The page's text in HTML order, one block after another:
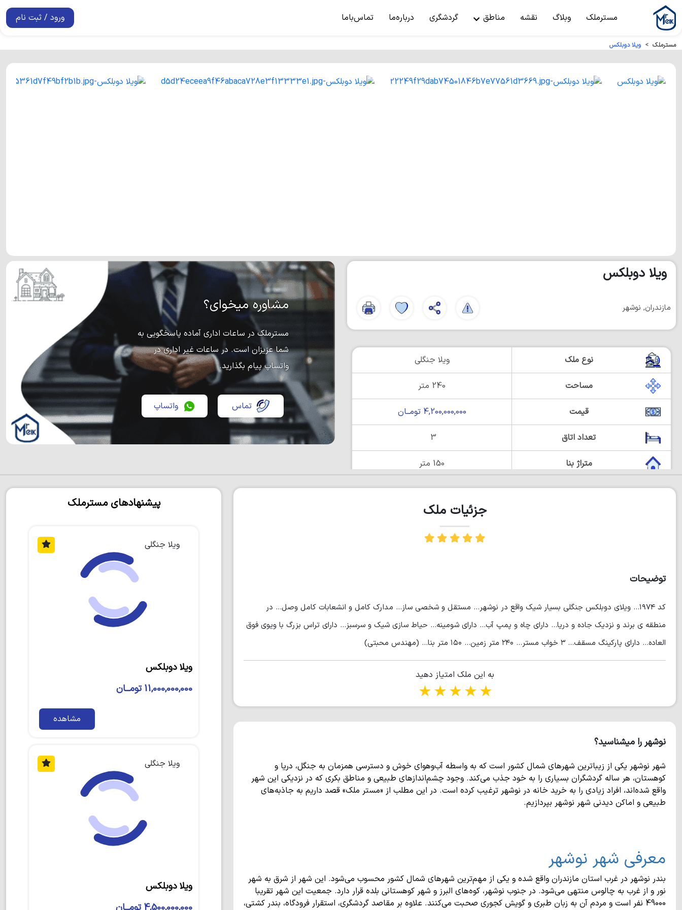
مسترملک وبلاگ نقشه مناطق گردشگری درباره‌ما تماس‌باما ورود / ثبت نام
مسترملک ویلا دوبلکس
ویلا دوبلکس
مازندران, نوشهر
نوع ملک ویلا جنگلی
مساحت 240 متر
قیمت 4,200,000,000 تومــان
تعداد اتاق 3
متراژ بنا 150 متر
دوبلکس
مشاوره میخوای؟
مسترملک در ساعات اداری آماده پاسخگویی به
شما عزیزان است. در ساعات غیر اداری در
واتساپ پیام بگذارید.
تماس واتساپ
جزئیات ملک
توضیحات
کد ۱۹۷۴... ویلای دوبلکس جنگلی بسیار شیک واقع در نوشهر... مستقل و شخصی ساز... مدارک کامل و انشعابات کامل وصل... در
منطقه ی برند و نزدیک جاده و دریا... دارای چاه و پمپ آب... دارای شومینه... حیاط سازی شیک و سرسبز... دارای تراس بزرگ با ویوی فوق
العاده... دارای پارکینگ مسقف... ۳ خواب مستر... ۲۴۰ متر زمین... ۱۵۰ متر بنا... (مهندس محبتی)
به این ملک امتیاز دهید
5 stars
4 stars
3 stars
2 stars
نوشهر را میشناسید؟
شهر نوشهر یکی از زیباترین شهرهای شمال کشور است که به واسطه آب‌وهوای خوش و دسترسی همزمان به جنگل، دریا و
کوهستان، هر ساله گردشگران بسیاری را به خود جذب می‌کند. وجود چشم‌اندازهای طبیعی و مناطق بکری که در نزدیکی این شهر
واقع شده‌اند، افراد زیادی را به خرید خانه در نوشهر ترغیب کرده است. در این مطلب از «مستر ملک» قصد داریم به جاذبه‌های
طبیعی و اماکن دیدنی شهر نوشهر بپردازیم.
معرفی شهر نوشهر
بندر نوشهر در غرب استان مازندران واقع شده و یکی از مهم‌ترین شهرهای شمال کشور محسوب می‌شود. این شهر از شرق به شهر
نور و از غرب به چالوس منتهی می‌شود. در جنوب نوشهر، کوه‌های البرز و شهر کوهستانی بلده قرار دارد. جمعیت این شهر تقریبا
49000 نفر است و مردم آن به زبان طبری و گویش کجوری صحبت می‌کنند. علاوه بر مقاصد گردشگری، استقرار فرودگاه، بندر کشتی،
پیشنهادهای مسترملک
ویلا جنگلی
ویلا دوبلکس
11,000,000,000 تومــان
مشاهده
ویلا جنگلی
ویلا دوبلکس